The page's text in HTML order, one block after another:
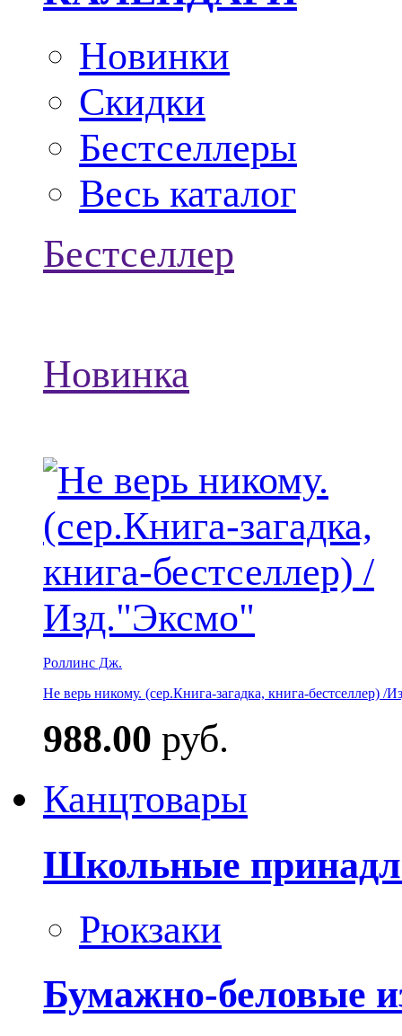
Новинки
Скидки
Бестселлеры
Весь каталог
Бестселлер
Новинка
Роллинс Дж.
Не верь никому. (сер.Книга-загадка, книга-бестселлер) /
988.00 руб.
Канцтовары
Школьные
Рюкзаки
Бумажно-беловые